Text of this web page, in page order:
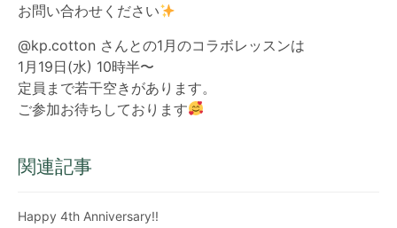
お問い合わせください
@kp.cotton さんとの1月のコラボレッスンは
1月19日(水) 10時半〜
定員まで若干空きがあります。
ご参加お待ちしております
関連記事
Happy 4th Anniversary!!